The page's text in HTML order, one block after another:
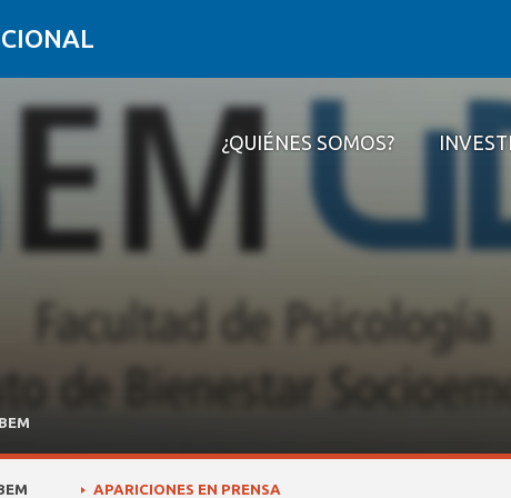
¿QUIÉNES SOMOS?
APARICIONES EN PRENSA